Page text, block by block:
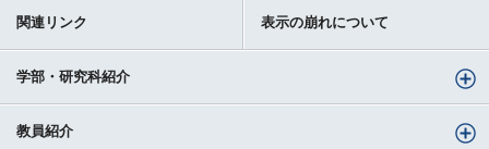
関連リンク 表示の崩れについて
学部・研究科紹介
教員紹介